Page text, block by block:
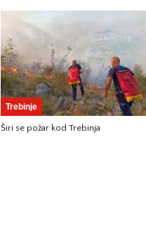
Trebinje
Širi se požar kod Trebinja